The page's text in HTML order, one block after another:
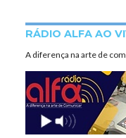
RÁDIO ALFA AO
A diferença na arte de